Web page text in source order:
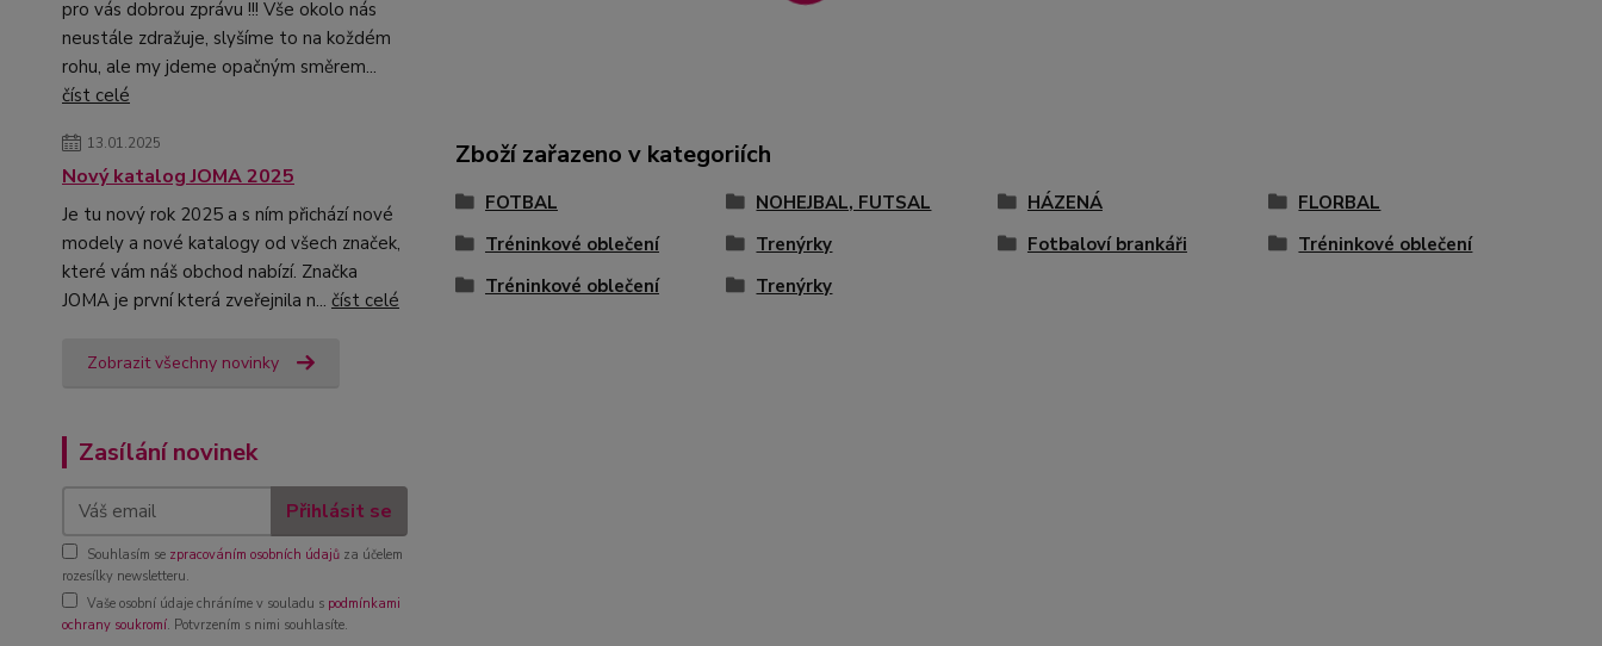
pro vás dobrou zprávu !!! Vše okolo nás
neustále zdražuje, slyšíme to na koždém
rohu, ale my jdeme opačným směrem...
číst celé
13.01.2025
Nový katalog JOMA 2025
Je tu nový rok 2025 a s ním přichází nové
modely a nové katalogy od všech značek,
které vám náš obchod nabízí. Značka
JOMA je první která zveřejnila n... číst celé
Zobrazit všechny novinky
Zasílání novinek
Přihlásit se
Souhlasím se zpracováním osobních údajů za účelem
rozesílky newsletteru.
Vaše osobní údaje chráníme v souladu s podmínkami
ochrany soukromí. Potvrzením s nimi souhlasíte.
Zboží zařazeno v kategoriích
FOTBAL NOHEJBAL, FUTSAL HÁZENÁ
FLORBAL
Tréninkové oblečení
Trenýrky Fotbaloví brankáři
Tréninkové oblečení
Tréninkové oblečení
Trenýrky